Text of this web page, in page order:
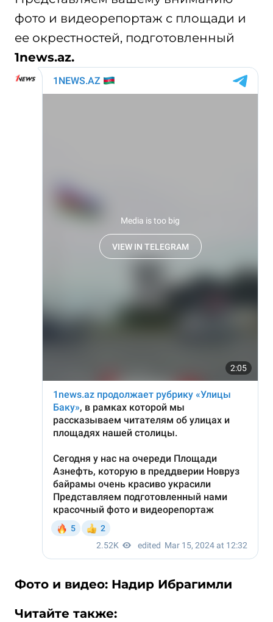
фото и видеорепортаж с площади и
ее окрестностей, подготовленный
1news.az.
Фото и видео: Надир Ибрагимли
Читайте также: